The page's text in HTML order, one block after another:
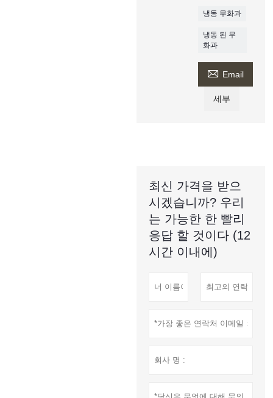
냉동 무화과
냉동 된 무
화과
 Email
세부
최신 가격을 받으
시겠습니까? 우리
는 가능한 한 빨리
응답 할 것이다 (12
시간 이내에)